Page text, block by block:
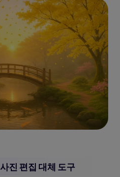
진 편집 대체 도구